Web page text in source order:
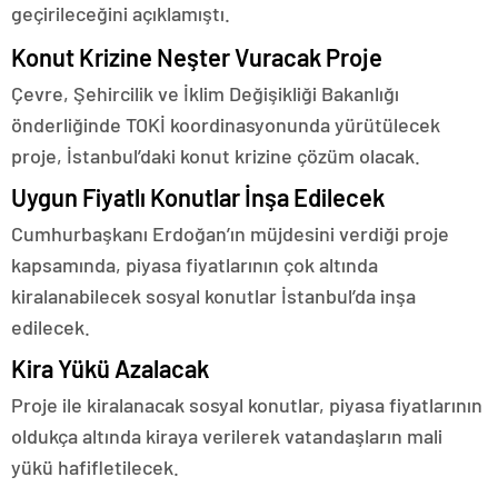
geçirileceğini açıklamıştı.
Konut Krizine Neşter Vuracak Proje
Çevre, Şehircilik ve İklim Değişikliği Bakanlığı
önderliğinde TOKİ koordinasyonunda yürütülecek
proje, İstanbul’daki konut krizine çözüm olacak.
Uygun Fiyatlı Konutlar İnşa Edilecek
Cumhurbaşkanı Erdoğan’ın müjdesini verdiği proje
kapsamında, piyasa fiyatlarının çok altında
kiralanabilecek sosyal konutlar İstanbul’da inşa
edilecek.
Kira Yükü Azalacak
Proje ile kiralanacak sosyal konutlar, piyasa fiyatlarının
oldukça altında kiraya verilerek vatandaşların mali
yükü hafifletilecek.